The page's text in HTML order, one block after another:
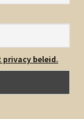
privacy beleid.